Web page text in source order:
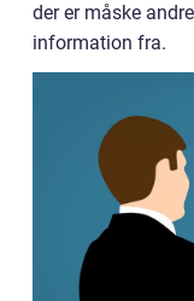
der er måske
information fra.